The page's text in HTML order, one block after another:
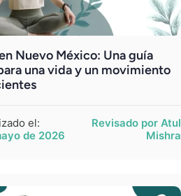
Nuevo México: Una guía
una vida y un movimiento
el:
de 2026
Revisado por Atul
Mishra